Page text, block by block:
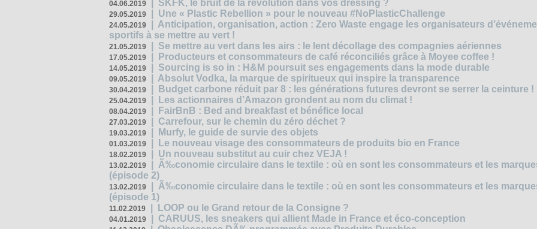
04.06.2019 SKFK, le bruit de la révolution dans vos dressing ?
29.05.2019 Une « Plastic Rebellion » pour le nouveau #NoPlasticChallenge
24.05.2019
Anticipation, organisation, action : Zero Waste engage les organisateurs
sportifs à se mettre au vert !
21.05.2019 Se mettre au vert dans les airs : le lent décollage des compagnies aériennes
17.05.2019 Producteurs et consommateurs de café réconciliés grâce à Moyee coffee !
14.05.2019 Sourcing is so in : H&M poursuit ses engagements dans la mode durable
09.05.2019 Absolut Vodka, la marque de spiritueux qui inspire la transparence
30.04.2019 Budget carbone réduit par 8 : les générations futures devront se serrer la ceinture !
25.04.2019 Les actionnaires d’Amazon grondent au nom du climat !
08.04.2019 FairBnB : Bed and breakfast et bénéfice local
27.03.2019 Carrefour, sur le chemin du zéro déchet ?
19.03.2019 Murfy, le guide de survie des objets
01.03.2019 Le nouveau visage des consommateurs de produits bio en France
18.02.2019 Un nouveau substitut au cuir chez VEJA !
13.02.2019
Ã‰conomie circulaire dans le textile : où en sont les consommateurs et les
(épisode 2)
13.02.2019
Ã‰conomie circulaire dans le textile : où en sont les consommateurs et les
(épisode 1)
11.02.2019 LOOP ou le Grand retour de la Consigne ?
04.01.2019 CARUUS, les sneakers qui allient Made in France et éco-conception